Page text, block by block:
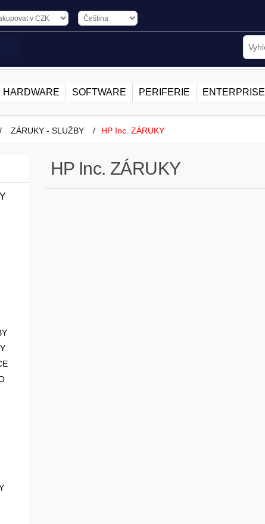
HARDWARE SOFTWARE PERIFERIE ENTERPRISE
/ ZÁRUKY - SLUŽBY / HP Inc. ZÁRUKY
HP Inc. ZÁRUKY